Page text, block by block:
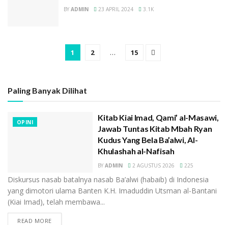
BY ADMIN 23 APRIL 2024 3.1K
1 2 … 15
Paling Banyak Dilihat
OPINI
Kitab Kiai Imad, Qami’ al-Masawi,
Jawab Tuntas Kitab Mbah Ryan
Kudus Yang Bela Ba’alwi, Al-
Khulashah al-Nafisah
BY ADMIN 2 AGUSTUS 2026 225
Diskursus nasab batalnya nasab Ba’alwi (habaib) di Indonesia
yang dimotori ulama Banten K.H. Imaduddin Utsman al-Bantani
(Kiai Imad), telah membawa...
READ MORE